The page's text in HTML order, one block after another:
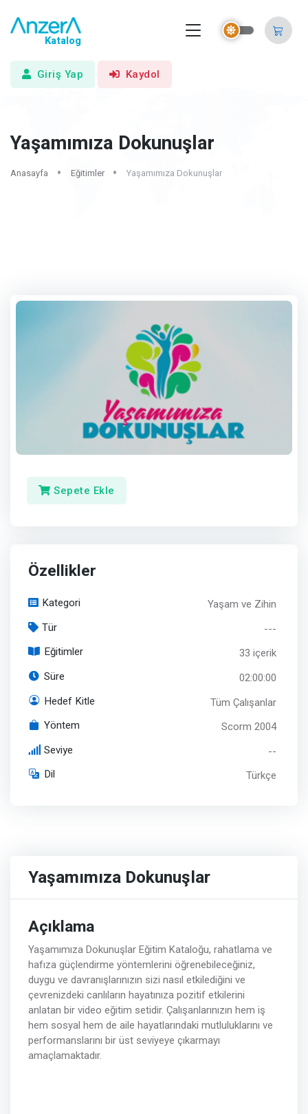
Katalog
Giriş Yap Kaydol
Yaşamımıza Dokunuşlar
Anasayfa Eğitimler Yaşamımıza Dokunuşlar
Sepete Ekle
Özellikler
Kategori Yaşam ve Zihin
Tür ---
Eğitimler 33 içerik
Süre 02:00:00
Hedef Kitle Tüm Çalışanlar
Yöntem Scorm 2004
Seviye --
Dil Türkçe
Yaşamımıza Dokunuşlar
Açıklama
Yaşamımıza Dokunuşlar Eğitim Kataloğu, rahatlama ve
hafıza güçlendirme yöntemlerini öğrenebileceğiniz,
duygu ve davranışlarınızın sizi nasıl etkilediğini ve
çevrenizdeki canlıların hayatınıza pozitif etkilerini
anlatan bir video eğitim setidir. Çalışanlarınızın hem iş
hem sosyal hem de aile hayatlarındaki mutluluklarını ve
performanslarını bir üst seviyeye çıkarmayı
amaçlamaktadır.